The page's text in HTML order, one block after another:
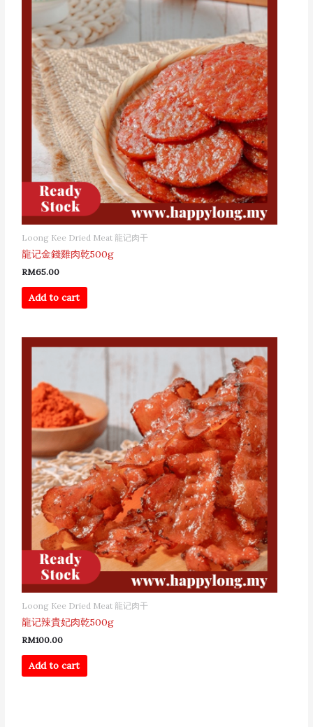
Loong Kee Dried Meat 龍记肉干
龍记金錢雞肉乾500g
RM65.00
Add to cart
Loong Kee Dried Meat 龍记肉干
龍记辣貴妃肉乾500g
RM100.00
Add to cart